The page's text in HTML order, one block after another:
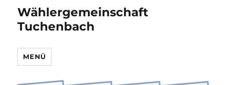
Wählergemeinschaft
Tuchenbach
MENÜ